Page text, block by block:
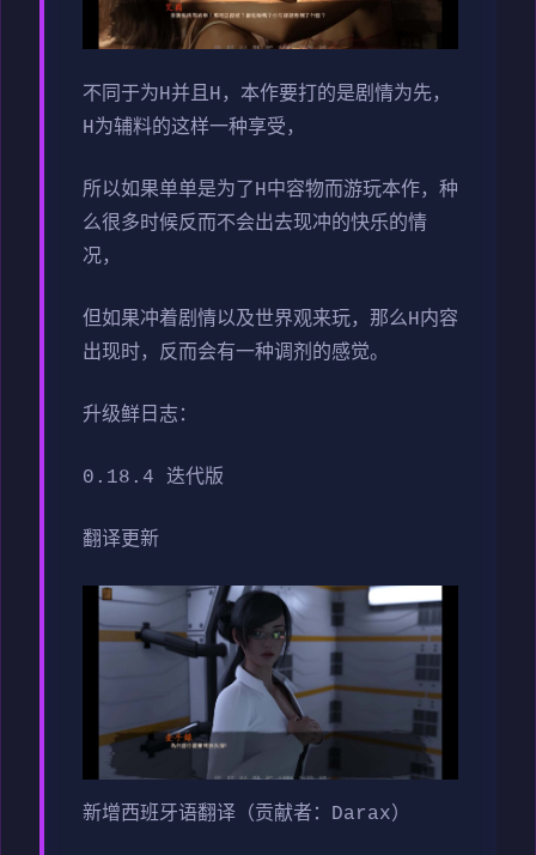
不同于为H并且H，本作要打的是剧情为先，
H为辅料的这样一种享受，
所以如果单单是为了H中容物而游玩本作，种
么很多时候反而不会出去现冲的快乐的情
况，
但如果冲着剧情以及世界观来玩，那么H内容
出现时，反而会有一种调剂的感觉。
升级鲜日志：
0.18.4 迭代版
翻译更新
新增西班牙语翻译（贡献者：Darax）